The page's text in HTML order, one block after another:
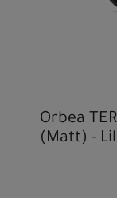
Orbea
(Matt) -